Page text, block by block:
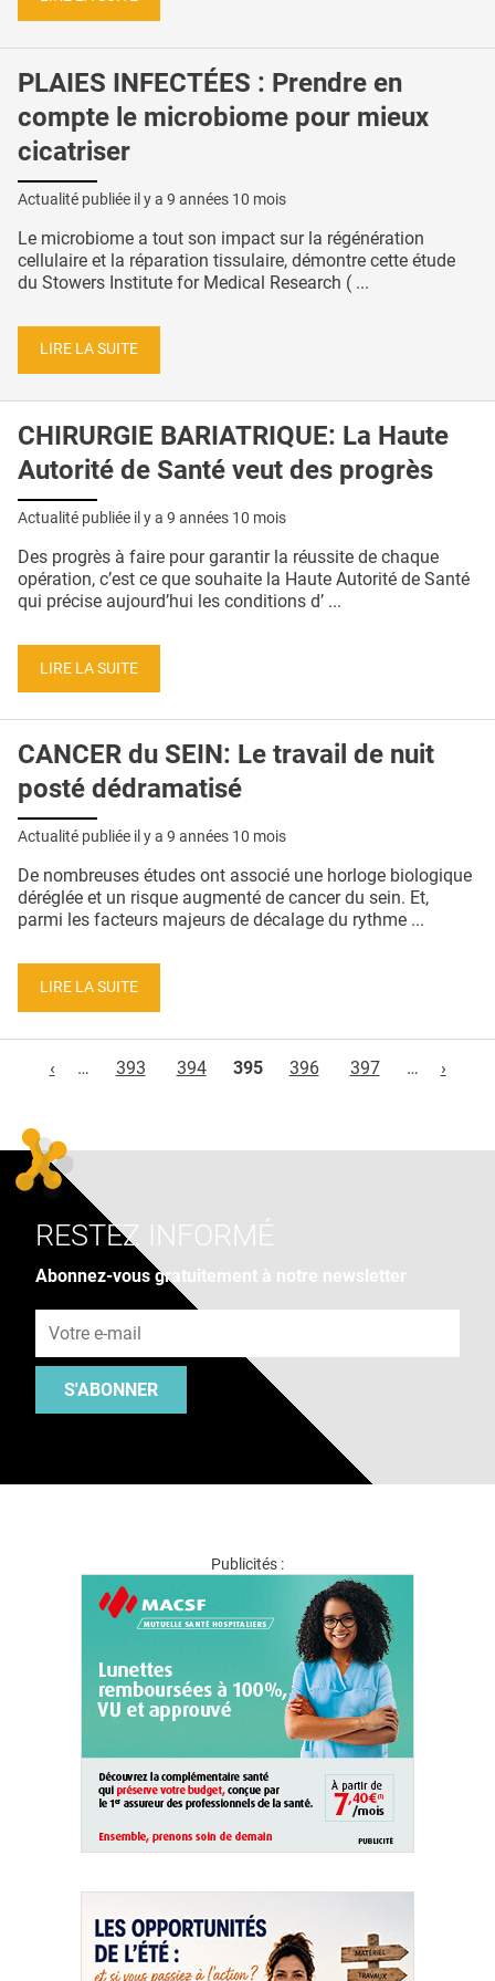
PLAIES INFECTÉES : Prendre en
compte le microbiome pour mieux
cicatriser
Actualité publiée il y a 9 années 10 mois
Le microbiome a tout son impact sur la régénération
cellulaire et la réparation tissulaire, démontre cette étude
du Stowers Institute for Medical Research ( ...
LIRE LA SUITE
CHIRURGIE BARIATRIQUE: La Haute
Autorité de Santé veut des progrès
Actualité publiée il y a 9 années 10 mois
Des progrès à faire pour garantir la réussite de chaque
opération, c’est ce que souhaite la Haute Autorité de Santé
qui précise aujourd’hui les conditions d’ ...
LIRE LA SUITE
CANCER du SEIN: Le travail de nuit
posté dédramatisé
Actualité publiée il y a 9 années 10 mois
De nombreuses études ont associé une horloge biologique
déréglée et un risque augmenté de cancer du sein. Et,
parmi les facteurs majeurs de décalage du rythme ...
LIRE LA SUITE
‹
… 393 394 395 396 397 … ›
RESTEZ INFORMÉ
Abonnez-vous gratuitement à notre newsletter
S'ABONNER
Publicités :